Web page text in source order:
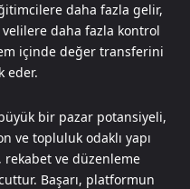
daha fazla gelir,
daha fazla kontrol
içinde değer transferini
eder.
bir pazar potansiyeli,
ve topluluk odaklı yapı
ve düzenleme
Başarı, platformun